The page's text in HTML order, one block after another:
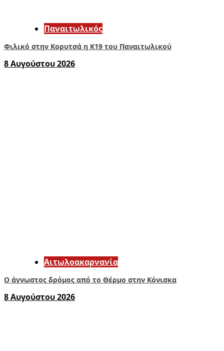
Παναιτωλικός
Φιλικό στην Κορυτσά η Κ19 του Παναιτωλικού
8 Αυγούστου 2026
Αιτωλοακαρνανία
Ο άγνωστος δρόμος από το Θέρμο στην Κόνισκα
8 Αυγούστου 2026